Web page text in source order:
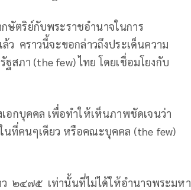
ษัตริย์กับพระราชอำนาจในการ
ว คราวนี้จะขอกล่าวถึงประเด็นความ
สภา (the few) ไทย โดยเชื่อมโยงกับ
อกบุคคล เพื่อทำให้เห็นภาพชัดเจนว่า
นที่คนๆเดียว หรือคณะบุคคล (the few)
ว ๒๔๗๕ เท่านั้นที่ไม่ได้ให้อำนาจพระมหา